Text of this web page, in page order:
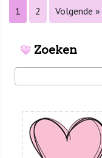
1 2 Volgende »
Zoeken